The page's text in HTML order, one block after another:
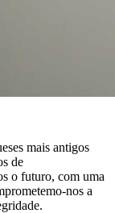
mais antigos
de
o futuro, com uma
nos a